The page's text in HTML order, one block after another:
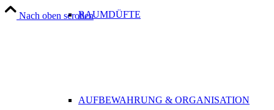
RAUMDÜFTE
AUFBEWAHRUNG & ORGANISATION
Nach oben scrollen